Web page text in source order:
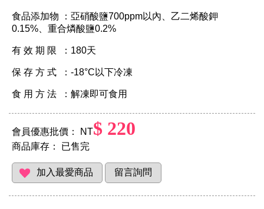
食品添加物 ：亞硝酸鹽700ppm以內、乙二烯酸鉀
0.15%、重合燐酸鹽0.2%
有 效 期 限 ：180天
保 存 方 式 ：-18°C以下冷凍
食 用 方 法 ：解凍即可食用
會員優惠批價： NT$ 220
商品庫存： 已售完